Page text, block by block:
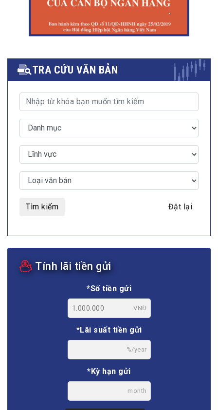
TRA CỨU VĂN BẢN
Tìm kiếm Đặt lại
Tính lãi tiền gửi
*Số tiền gửi
VNĐ
*Lãi suất tiền gửi
%/year
*Kỳ hạn gửi
month